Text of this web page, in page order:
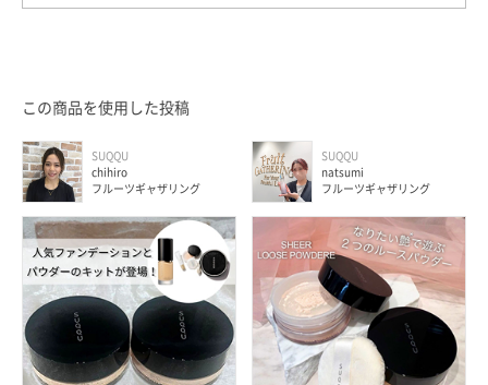
この商品を使用した投稿
SUQQU
chihiro
フルーツギャザリング
SUQQU
natsumi
フルーツギャザリング